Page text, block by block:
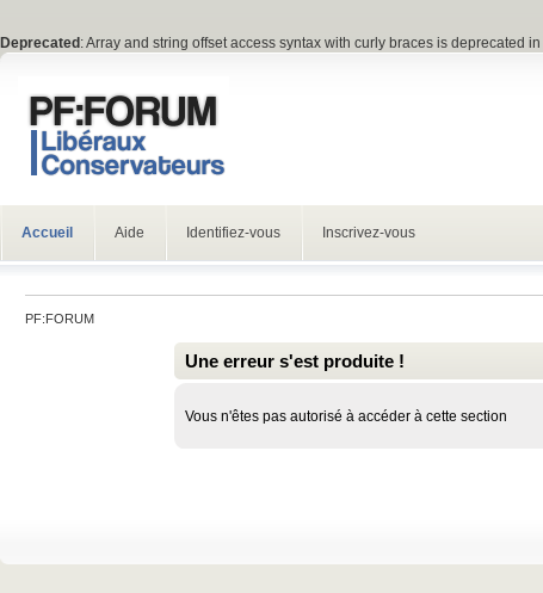
Deprecated : Array and string offset access syntax with curly braces is deprecated in
Accueil Aide Identifiez-vous Inscrivez-vous
PF:FORUM
Une erreur s'est produite !
Vous n'êtes pas autorisé à accéder à cette section